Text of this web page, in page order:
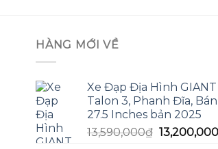
HÀNG MỚI VỀ
Xe Đạp Địa Hình GIANT
Talon 3, Phanh Đĩa,
27.5 Inches bản 2025
13,590,000₫ Giá
13,200,000